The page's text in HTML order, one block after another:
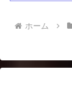
ホーム